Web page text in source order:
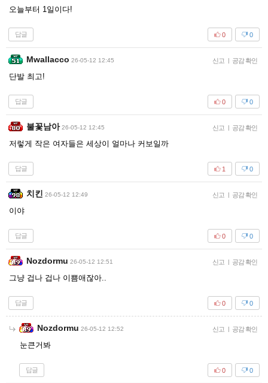
오늘부터 1일이다!
답글 0
0
Mwallacco 26-05-12 12:45 신고 | 공감 확인
단발 최고!
답글 0
0
불꽃남아 26-05-12 12:45 신고 | 공감 확인
저렇게 작은 여자들은 세상이 얼마나 커보일까
답글 0
1
치킨 26-05-12 12:49 신고 | 공감 확인
이야
답글 0
0
Nozdormu 26-05-12 12:51 신고 | 공감 확인
그냥 겁나 겁나 이쁨애잖아..
답글 0
0
Nozdormu 26-05-12 12:52 신고 | 공감 확인
눈큰거봐
답글 0
0